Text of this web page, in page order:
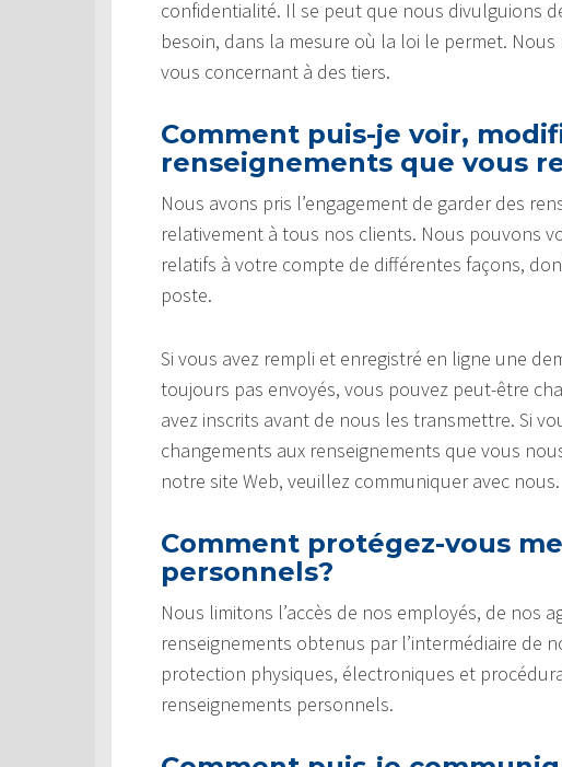
confidentialité. Il se peut que nous divulguions
besoin, dans la mesure où la loi le permet.
vous concernant à des tiers.
Comment puis-je voir,
renseignements que vous
Nous avons pris l’engagement de garder des
relativement à tous nos clients. Nous pouvons
relatifs à votre compte de différentes façons,
poste.
Si vous avez rempli et enregistré en ligne une
toujours pas envoyés, vous pouvez peut-être
avez inscrits avant de nous les transmettre. Si
changements aux renseignements que vous
notre site Web, veuillez communiquer avec nous.
Comment protégez-vous
personnels?
Nous limitons l’accès de nos employés, de nos
renseignements obtenus par l’intermédiaire de
protection physiques, électroniques et
renseignements personnels.